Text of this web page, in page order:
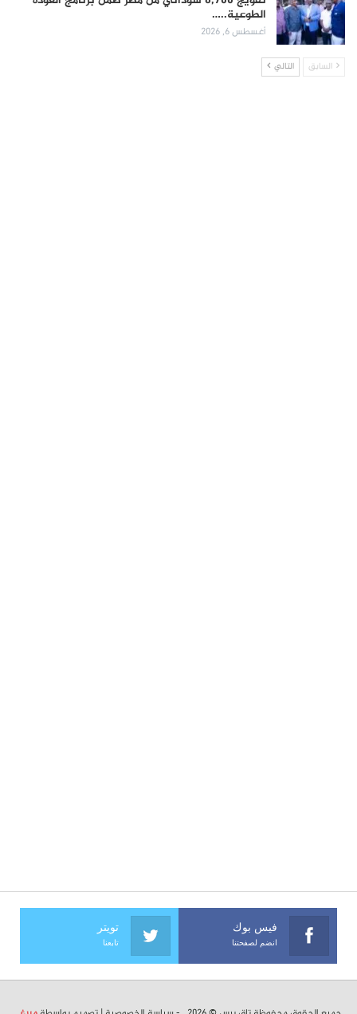
الطوعية..…
أغسطس 6, 2026
السابق التالي
فيس بوك
انضم لصفحتنا
تويتر
تابعنا